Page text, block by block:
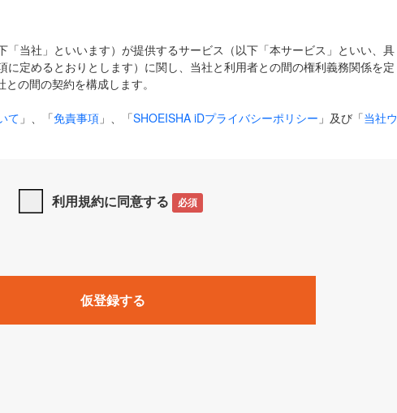
「当社」といいます）が提供するサービス（以下「本サービス」といい、具
に定めるとおりとします）に関し、当社と利用者との間の権利義務関係を定
の間の契約を構成します。
て 」、「免責事項 」、「SHOEISHA iDプライバシーポリシー 」及び「当社ウ
るものとします。
する以下のサービス（名称や内容が変更された場合、変更後のサービスを含
して当社が実施するイベントやキャンペーンをいいます。
」「MarkeZine」「EnterpriseZine」「ECzine」「Biz/Zine」「HRzine」
利用規約に同意する 必須
仮登録する